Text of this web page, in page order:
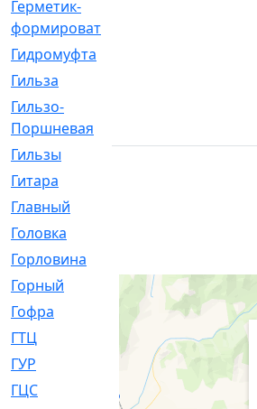
Герметик-
формирователь
Гидромуфта
Гильза
Гильзо-
Поршневая
Гильзы
Гитара
Главный
Головка
Горловина
Горный
[1]
Гофра
[86]
ГТЦ
[96]
ГУР
[34]
ГЦC
[6]